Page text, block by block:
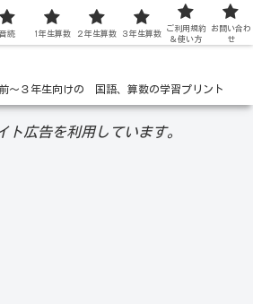
の無料学習ドリル
〜３年生向けの 国語、算数の学習プリント
ト広告を利用しています。
音読 1年生算数 ２年生算数 ３年生算数
ご利用規約
＆使い方
お問い合わ
せ